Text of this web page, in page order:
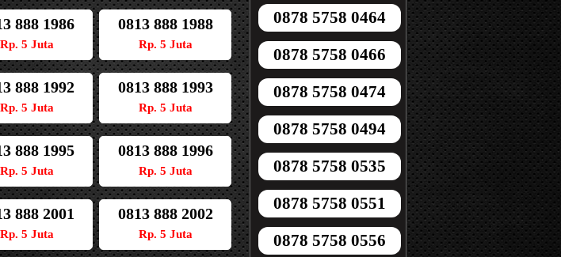
888 1986
Rp. 5 Juta
0813 888 1988
Rp. 5 Juta
888 1992
Rp. 5 Juta
0813 888 1993
Rp. 5 Juta
888 1995
Rp. 5 Juta
0813 888 1996
Rp. 5 Juta
888 2001
Rp. 5 Juta
0813 888 2002
Rp. 5 Juta
0878 5758 0464
0878 5758 0466
0878 5758 0474
0878 5758 0494
0878 5758 0535
0878 5758 0551
0878 5758 0556